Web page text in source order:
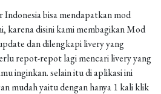
Indonesia bisa mendapatkan mod
karena disini kami membagikan Mod
dan dilengkapi livery yang
repot-repot lagi mencari livery yang
inginkan. selain itu di aplikasi ini
mudah yaitu dengan hanya 1 kali klik